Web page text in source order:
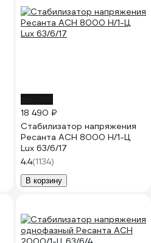
18 490 ₽
Стабилизатор напряжения
Ресанта АСН 8000 Н/1-Ц
Lux 63/6/17
4.4(1134)
В корзину